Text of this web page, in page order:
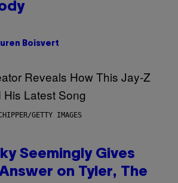
Boisvert
GETTY IMAGES
Seemingly Gives
on Tyler, The